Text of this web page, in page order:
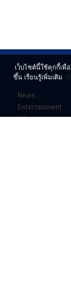
News
Entertainment
Lifestyle
เว็บไซต์นี้ใช้คุกกี้เพื่
ขึ้น เรียนรู้เพิ่มเติม เ